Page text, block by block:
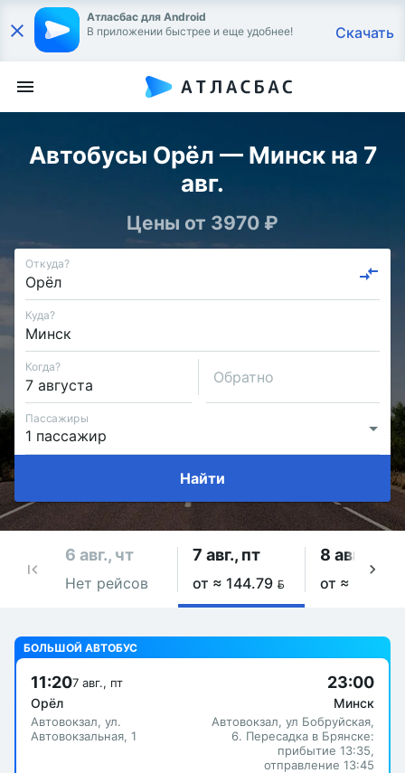
Атласбас для Android
В приложении быстрее и еще удобнее!
Скачать
Автобусы Орёл — Минск на 7
авг.
Цены от 3970 ₽
Откуда?
Куда?
Когда?
Обратно
Пассажиры
Найти
6 авг., чт
Нет рейсов
7 авг., пт
от ≈ 144.79 
8 авг., сб
от ≈ 144.79
БОЛЬШОЙ АВТОБУС
11:207 авг., пт
Орёл
Автовокзал, ул.
Автовокзальная, 1
23:00
Минск
Автовокзал, ул Бобруйская,
6. Пересадка в Брянске:
прибытие 13:35,
отправление 13:45